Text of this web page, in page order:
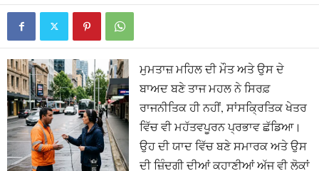
ਮੁਮਤਾਜ਼ ਮਹਿਲ ਦੀ ਮੌਤ ਅਤੇ ਉਸ ਦੇ
ਬਾਅਦ ਬਣੇ ਤਾਜ ਮਹਲ ਨੇ ਸਿਰਫ਼
ਰਾਜਨੀਤਿਕ ਹੀ ਨਹੀਂ, ਸਾਂਸਕ੍ਰਿਤਿਕ ਖੇਤਰ
ਵਿੱਚ ਵੀ ਮਹੱਤਵਪੂਰਨ ਪ੍ਰਭਾਵ ਛੱਡਿਆ।
ਉਹ ਦੀ ਯਾਦ ਵਿੱਚ ਬਣੇ ਸਮਾਰਕ ਅਤੇ ਉਸ
ਦੀ ਜ਼ਿੰਦਗੀ ਦੀਆਂ ਕਹਾਣੀਆਂ ਅੱਜ ਵੀ ਲੋਕਾਂ